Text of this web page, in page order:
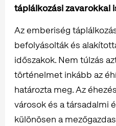
táplálkozási zavarokkal
Az emberiség
befolyásolták és
időszakok. Nem túlzás
történelmet inkább az
határozta meg. Az
városok és a társadalmi
különösen a